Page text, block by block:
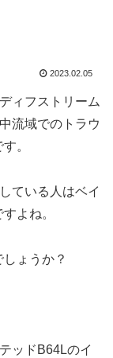
2023.02.05
ィフストリーム
流域でのトラウ
。
ている人はベイ
よね。
ょうか？
ッドB64Lのイ